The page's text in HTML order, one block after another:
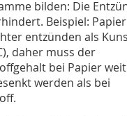
bilden: Die
Beispiel:
entzünden als
daher muss der
bei Papier
werden als bei